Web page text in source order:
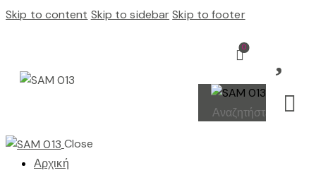
Skip to content Skip to sidebar Skip to footer
0
Close
Αρχική